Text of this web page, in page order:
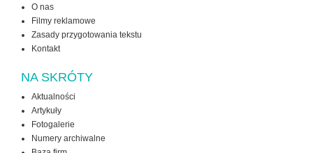
O nas
Filmy reklamowe
Zasady przygotowania tekstu
Kontakt
NA SKRÓTY
Aktualności
Artykuły
Fotogalerie
Numery archiwalne